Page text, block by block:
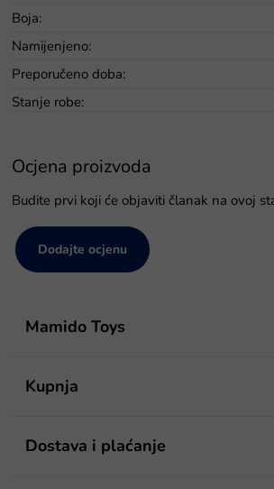
Boja:
Namijenjeno:
Preporučeno doba:
Stanje robe:
Ocjena proizvoda
Budite prvi koji će objaviti članak na ovoj
Dodajte ocjenu
Mamido Toys
Kupnja
Dostava i plaćanje